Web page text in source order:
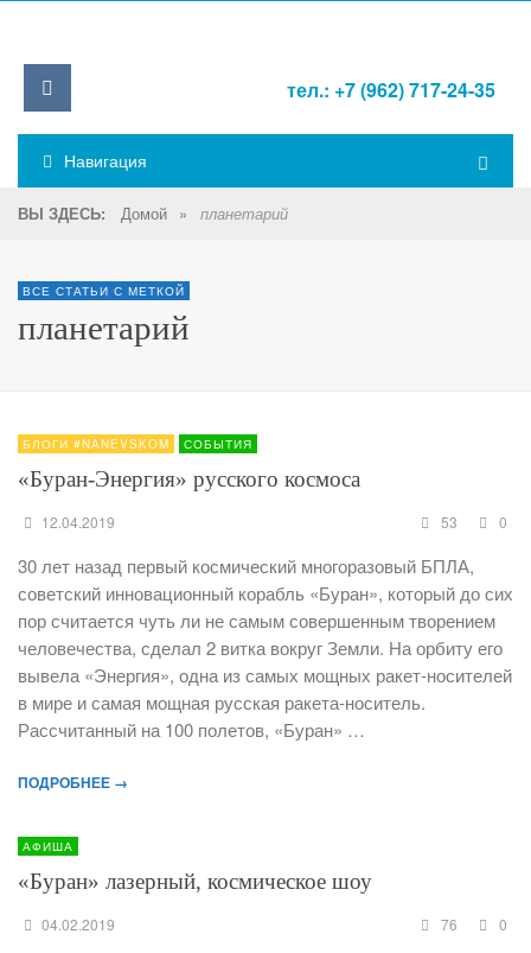
тел.: +7 (962) 717-24-35
Навигация
ВЫ ЗДЕСЬ: Домой » планетарий
ВСЕ СТАТЬИ С МЕТКОЙ
планетарий
БЛОГИ #NANEVSKOM СОБЫТИЯ
«Буран-Энергия» русского космоса
12.04.2019 53 0
30 лет назад первый космический многоразовый БПЛА,
советский инновационный корабль «Буран», который до сих
пор считается чуть ли не самым совершенным творением
человечества, сделал 2 витка вокруг Земли. На орбиту его
вывела «Энергия», одна из самых мощных ракет-носителей
в мире и самая мощная русская ракета-носитель.
Рассчитанный на 100 полетов, «Буран» …
ПОДРОБНЕЕ →
АФИША
«Буран» лазерный, космическое шоу
04.02.2019 76 0